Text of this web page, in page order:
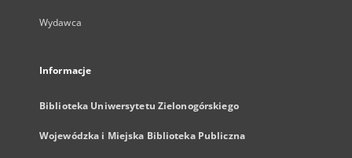
Wydawca
Informacje
Biblioteka Uniwersytetu Zielonogórskiego
Wojewódzka i Miejska Biblioteka Publiczna